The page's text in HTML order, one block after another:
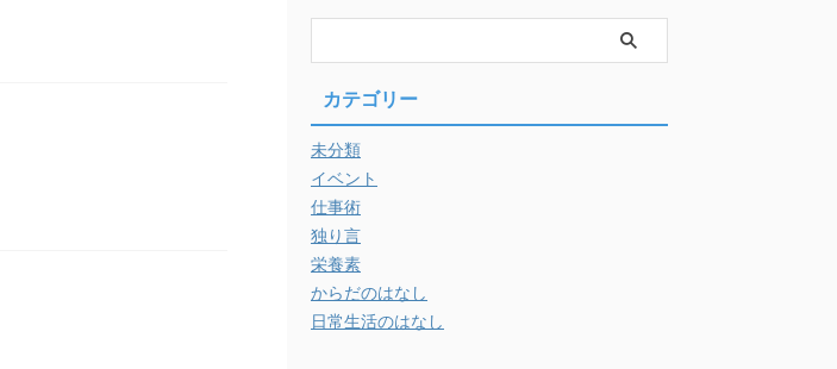
カテゴリー
未分類
イベント
仕事術
独り言
栄養素
からだのはなし
日常生活のはなし